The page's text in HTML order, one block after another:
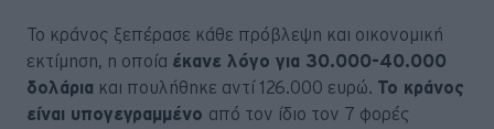
Το κράνος ξεπέρασε κάθε πρόβλεψη και οικονομική
εκτίμηση, η οποία έκανε λόγο για 30.000-40.000
δολάρια και πουλήθηκε αντί 126.000 ευρώ. Το κράνος
είναι υπογεγραμμένο από τον ίδιο τον 7 φορές